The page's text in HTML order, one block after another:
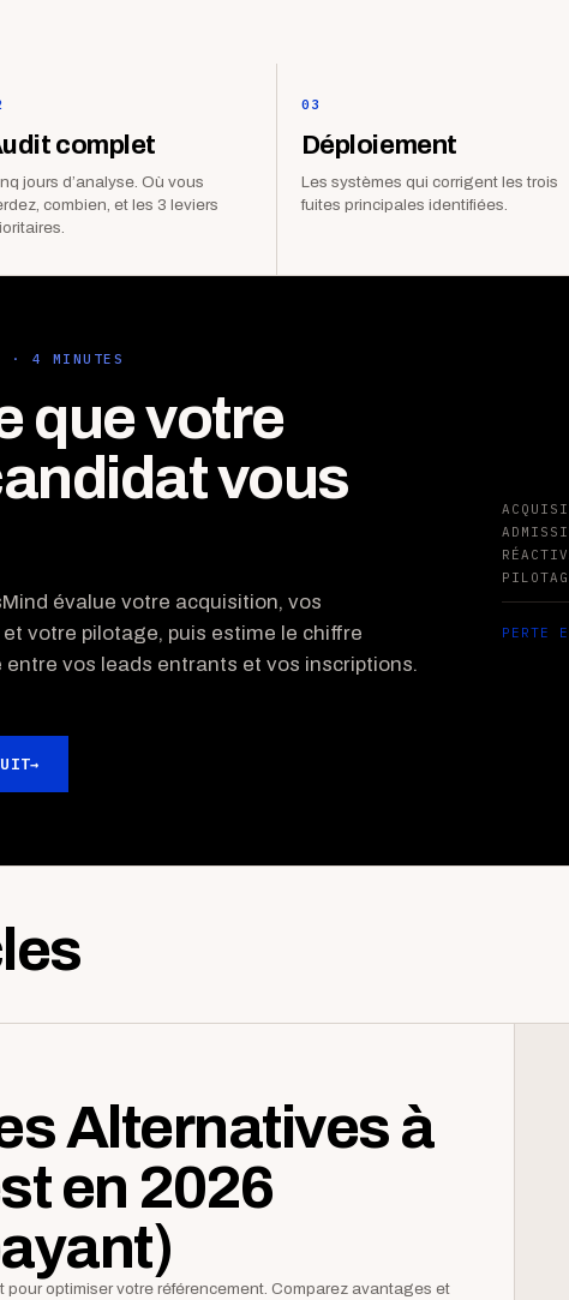
complet
jours d’analyse. Où vous
combien, et les 3 leviers
03
Déploiement
Les systèmes qui corrigent les trois
fuites principales identifiées.
· 4 MINUTES
que votre
vous
évalue votre acquisition, vos
votre pilotage, puis estime le chiffre
entre vos leads entrants et vos inscriptions.
→
PERTE
Alternatives à
en 2026
optimiser votre référencement. Comparez avantages et